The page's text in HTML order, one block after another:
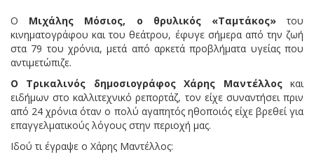
Ο Μιχάλης Μόσιος, ο θρυλικός «Ταμτάκος»του
κινηματογράφου και του θεάτρου, έφυγε σήμερα από την ζωή
στα 79 του χρόνια, μετά από αρκετά προβλήματα υγείας που
αντιμετώπιζε.
Ο Τρικαλινός δημοσιογράφος Χάρης Μαντέλλοςκαι
ειδήμων στο καλλιτεχνικό ρεπορτάζ, τον είχε συναντήσει πριν
από 24 χρόνια όταν ο πολύ αγαπητός ηθοποιός είχε βρεθεί για
επαγγελματικούς λόγους στην περιοχή μας.
Ιδού τι έγραψε ο Χάρης Μαντέλλος: